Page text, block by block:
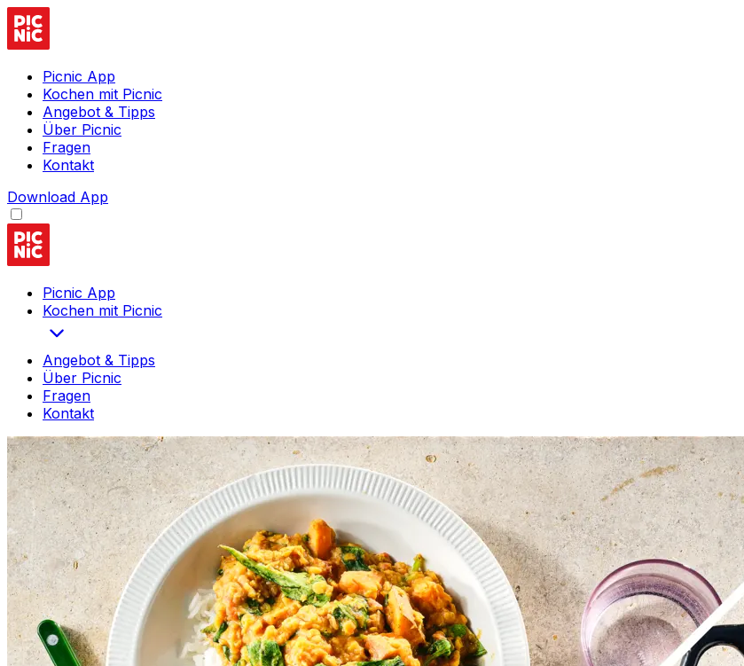
Picnic App
Kochen mit Picnic
Angebot & Tipps
Über Picnic
Fragen
Kontakt
Download App
Picnic App
Kochen mit Picnic
Angebot & Tipps
Über Picnic
Fragen
Kontakt